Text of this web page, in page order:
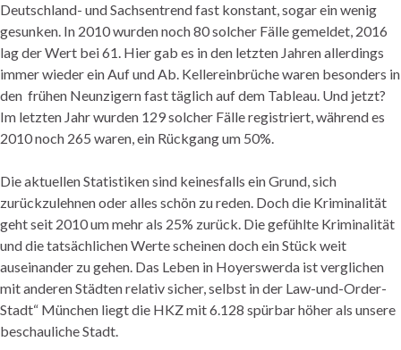
Deutschland- und Sachsentrend fast konstant, sogar ein wenig
gesunken. In 2010 wurden noch 80 solcher Fälle gemeldet, 2016
lag der Wert bei 61. Hier gab es in den letzten Jahren allerdings
immer wieder ein Auf und Ab. Kellereinbrüche waren besonders in
den frühen Neunzigern fast täglich auf dem Tableau. Und jetzt?
Im letzten Jahr wurden 129 solcher Fälle registriert, während es
2010 noch 265 waren, ein Rückgang um 50%.
Die aktuellen Statistiken sind keinesfalls ein Grund, sich
zurückzulehnen oder alles schön zu reden. Doch die Kriminalität
geht seit 2010 um mehr als 25% zurück. Die gefühlte Kriminalität
und die tatsächlichen Werte scheinen doch ein Stück weit
auseinander zu gehen. Das Leben in Hoyerswerda ist verglichen
mit anderen Städten relativ sicher, selbst in der Law-und-Order-
Stadt“ München liegt die HKZ mit 6.128 spürbar höher als unsere
beschauliche Stadt.